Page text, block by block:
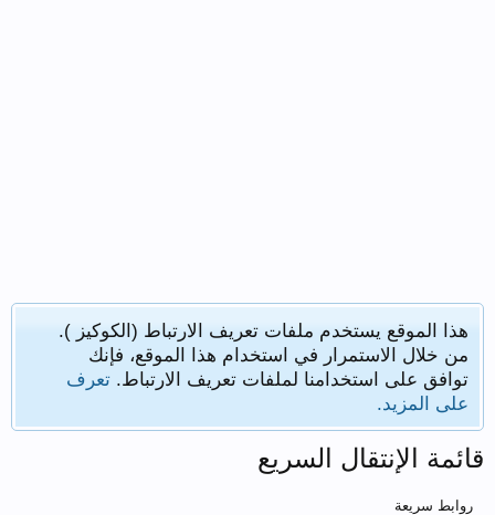
هذا الموقع يستخدم ملفات تعريف الارتباط (الكوكيز ).
من خلال الاستمرار في استخدام هذا الموقع، فإنك
توافق على استخدامنا لملفات تعريف الارتباط. تعرف
على المزيد.
قائمة الإنتقال السريع
روابط سريعة